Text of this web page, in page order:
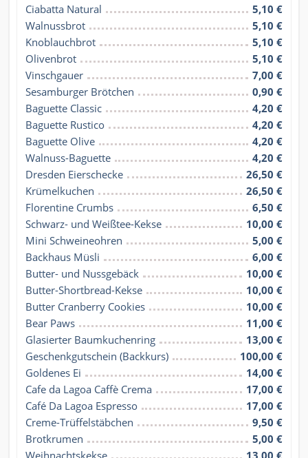
Ciabatta Natural
5,10 €
Walnussbrot
5,10 €
Knoblauchbrot
5,10 €
Olivenbrot
5,10 €
Vinschgauer
7,00 €
Sesamburger Brötchen
0,90 €
Baguette Classic
4,20 €
Baguette Rustico
4,20 €
Baguette Olive
4,20 €
Walnuss-Baguette
4,20 €
Dresden Eierschecke
26,50 €
Krümelkuchen
26,50 €
Florentine Crumbs
6,50 €
Schwarz- und Weißtee-Kekse
10,00 €
Mini Schweineohren
5,00 €
Backhaus Müsli
6,00 €
Butter- und Nussgebäck
10,00 €
Butter-Shortbread-Kekse
10,00 €
Butter Cranberry Cookies
10,00 €
Bear Paws
11,00 €
Glasierter Baumkuchenring
13,00 €
Geschenkgutschein (Backkurs)
100,00 €
Goldenes Ei
14,00 €
Cafe da Lagoa Caffè Crema
17,00 €
Café Da Lagoa Espresso
17,00 €
Creme-Trüffelstäbchen
9,50 €
Brotkrumen
5,00 €
Weihnachtskekse
13,00 €